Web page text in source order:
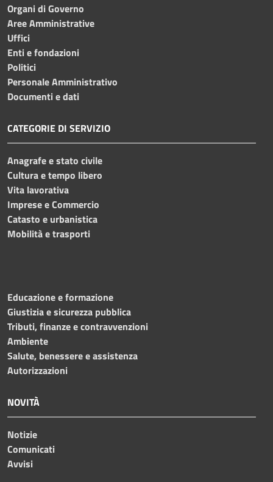
Organi di Governo
Aree Amministrative
Uffici
Enti e fondazioni
Politici
Personale Amministrativo
Documenti e dati
CATEGORIE DI SERVIZIO
Anagrafe e stato civile
Cultura e tempo libero
Vita lavorativa
Imprese e Commercio
Catasto e urbanistica
Mobilità e trasporti
Educazione e formazione
Giustizia e sicurezza pubblica
Tributi, finanze e contravvenzioni
Ambiente
Salute, benessere e assistenza
Autorizzazioni
NOVITÀ
Notizie
Comunicati
Avvisi